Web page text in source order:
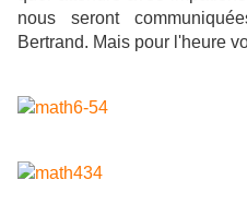
nous seront
Bertrand. Mais pour l'heure